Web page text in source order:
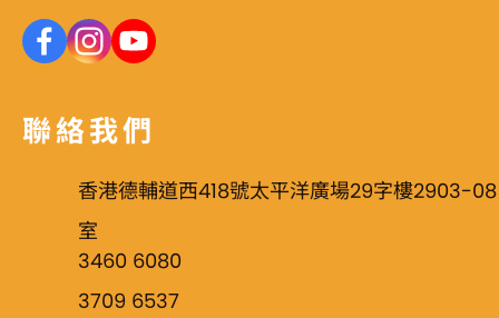
聯絡我們
香港德輔道西418號太平洋廣場29字樓2903-08
室
3460 6080
3709 6537